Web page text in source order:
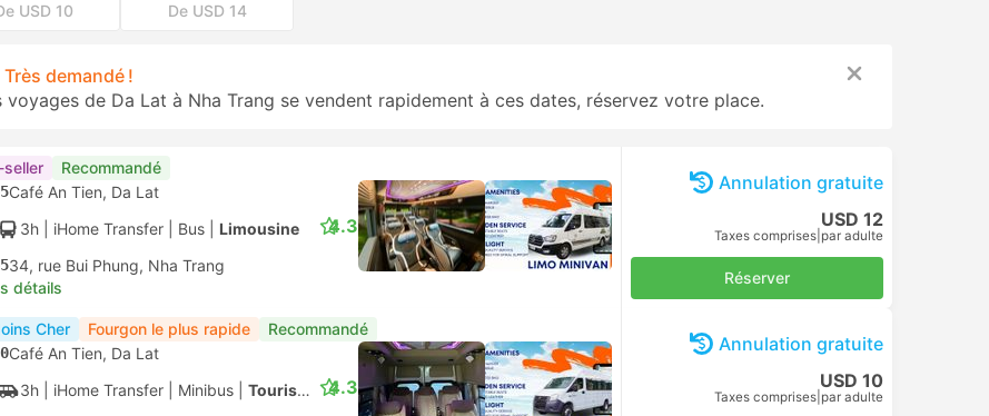
USD 10 De USD 14
Très demandé !
voyages de Da Lat à Nha Trang se vendent rapidement à ces dates, réservez votre place.
seller Recommandé
Café An Tien, Da Lat
3h | iHome Transfer Bus Limousine
34, rue Bui Phung, Nha Trang
4.3
détails
Annulation gratuite
USD 12
Taxes comprises par adulte
Réserver
Cher Fourgon le plus rapide Recommandé
Café An Tien, Da Lat
3h | iHome Transfer Minibus Touriste 4.3
Annulation gratuite
USD 10
Taxes comprises par adulte